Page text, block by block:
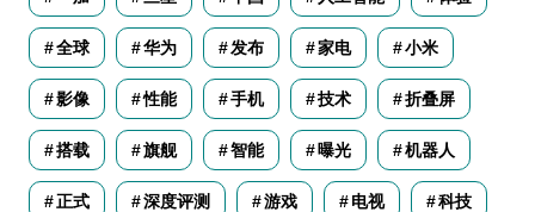
全球 华为 发布 家电 小米
影像 性能 手机 技术 折叠屏
搭载 旗舰 智能 曝光 机器人
正式 深度评测 游戏 电视 科技